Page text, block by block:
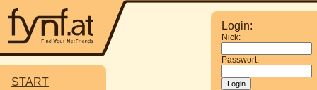
START
Login:
Nick:
Passwort: